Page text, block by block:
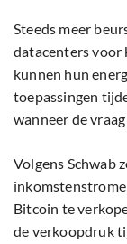
Steeds meer
datacenters voor
kunnen hun
toepassingen
wanneer de
Volgens Schwab
Bitcoin te
de verkoopdruk